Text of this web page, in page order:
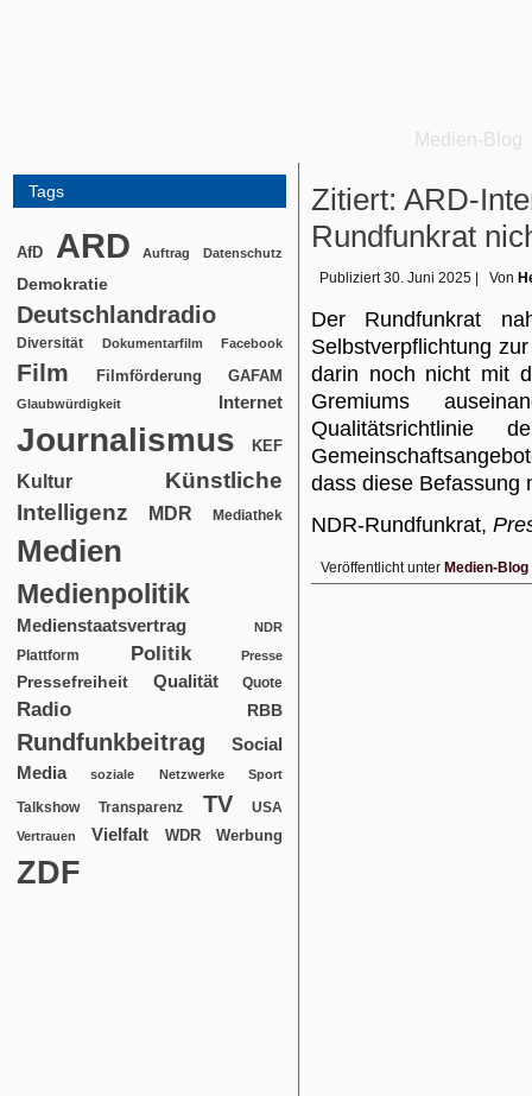
Medien-Blog
Tags
AfD ARD Auftrag Datenschutz
Demokratie
Deutschlandradio
Diversität Dokumentarfilm Facebook
Film Filmförderung GAFAM
Glaubwürdigkeit Internet
Journalismus KEF
Kultur
Künstliche
Intelligenz
MDR Mediathek
Medien
Medienpolitik
Medienstaatsvertrag NDR
Plattform Politik Presse
Pressefreiheit Qualität Quote
Radio RBB
Rundfunkbeitrag
Social
Media
soziale Netzwerke Sport
Talkshow Transparenz TV USA
Vertrauen Vielfalt WDR Werbung
ZDF
Zitiert: ARD-
Rundfunkrat
Publiziert 30. Juni 2025 Von
Der Rundfunkrat
Selbstverpflichtung
darin noch nicht mit
Gremiums
Qualitätsrichtlinie
dass diese Befassung
NDR-Rundfunkrat,
Veröffentlicht unter Medien-Blog